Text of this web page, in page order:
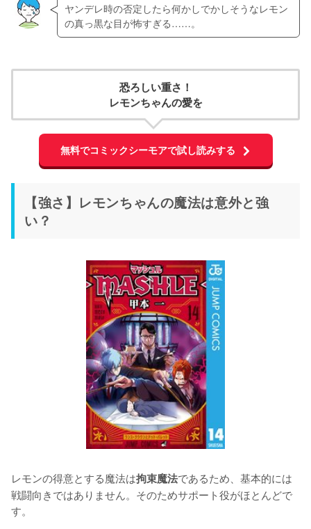
ヤンデレ時の否定したら何かしでかしそうなレモン
の真っ黒な目が怖すぎる……。
恐ろしい重さ！
レモンちゃんの愛を
無料でコミックシーモアで試し読みする
【強さ】レモンちゃんの魔法は意外と強
い？
レモンの得意とする魔法は拘束魔法であるため、基本的には
戦闘向きではありません。そのためサポート役がほとんどで
す。